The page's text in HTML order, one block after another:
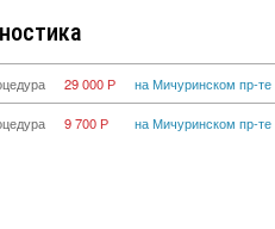
29 000 Р на Мичуринском пр-те
9 700 Р на Мичуринском пр-те